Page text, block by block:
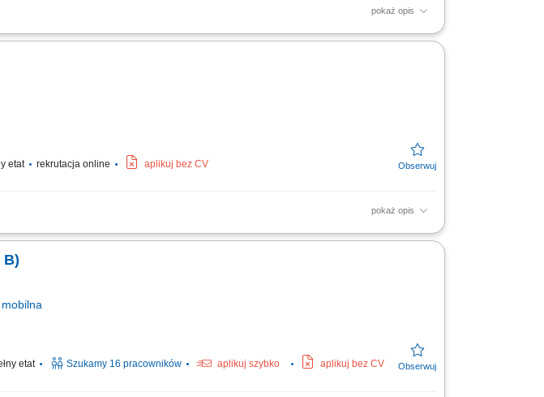
pokaż opis
ta składa się z wynagrodzenia podstawowego w wysokości 15.15 € za godzinę,
etat rekrutacja online aplikuj bez CV
pokaż opis
Dostarczać zamówienia do klientów do domu; Prowadzić nowoczesny
B)
mobilna
etat Szukamy 16 pracowników aplikuj szybko aplikuj bez CV